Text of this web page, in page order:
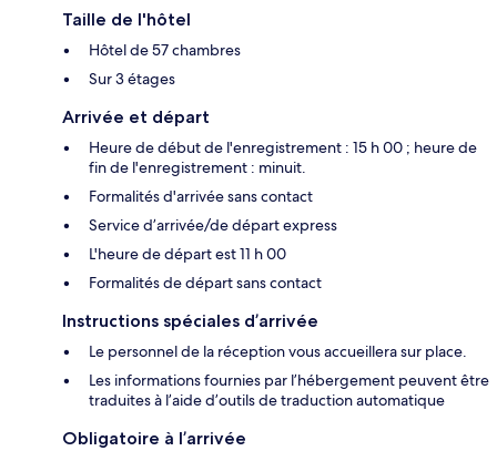
Taille de l'hôtel
Hôtel de 57 chambres
Sur 3 étages
Arrivée et départ
Heure de début de l'enregistrement : 15 h 00 ; heure de
fin de l'enregistrement : minuit.
Formalités d'arrivée sans contact
Service d’arrivée/de départ express
L'heure de départ est 11 h 00
Formalités de départ sans contact
Instructions spéciales d’arrivée
Le personnel de la réception vous accueillera sur place.
Les informations fournies par l’hébergement peuvent être
traduites à l’aide d’outils de traduction automatique
Obligatoire à l’arrivée